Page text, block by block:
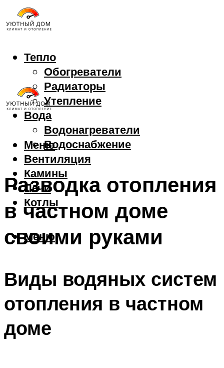
Тепло
Обогреватели
Радиаторы
Утепление
Вода
Водонагреватели
Водоснабжение
Вентиляция
Камины
Печи
Котлы
Меню
Меню
Разводка отопления
в частном доме
своими руками
Виды водяных систем
отопления в частном
доме